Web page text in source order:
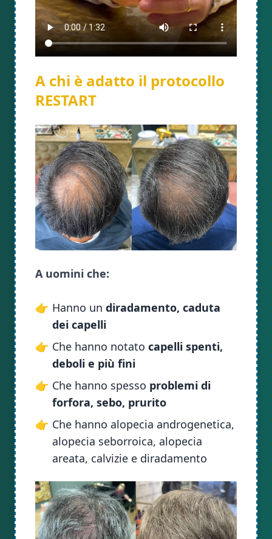
A chi è adatto il protocollo
RESTART
A uomini che:
👉 Hanno un diradamento, caduta
dei capelli
👉 Che hanno notato capelli spenti,
deboli e più fini
👉 Che hanno spesso problemi di
forfora, sebo, prurito
👉 Che hanno alopecia androgenetica,
alopecia seborroica, alopecia
areata, calvizie e diradamento